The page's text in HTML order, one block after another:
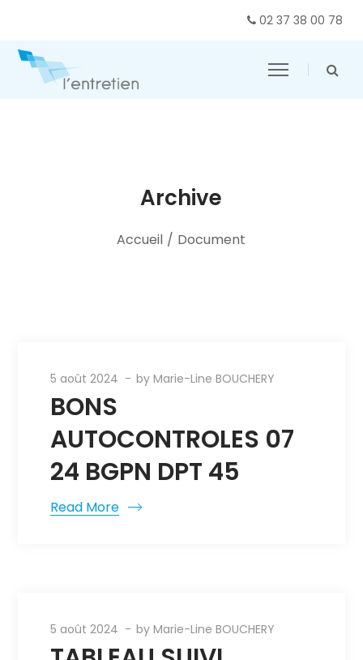
02 37 38 00 78
Archive
Accueil / Document
5 août 2024 byMarie-Line BOUCHERY
BONS
AUTOCONTROLES 07
24 BGPN DPT 45
Read More
5 août 2024 byMarie-Line BOUCHERY